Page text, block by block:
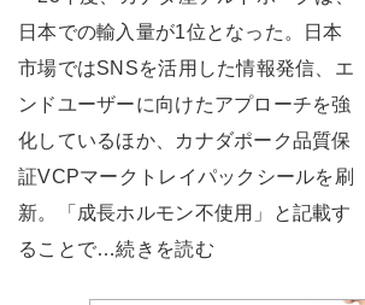
日本での輸入量が1位となった。日本
市場ではSNSを活用した情報発信、エ
ンドユーザーに向けたアプローチを強
化しているほか、カナダポーク品質保
証VCPマークトレイパックシールを刷
新。「成長ホルモン不使用」と記載す
ることで…続きを読む